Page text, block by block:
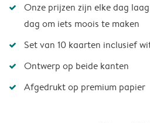
Onze prijzen zijn elke dag
dag om iets moois te maken
Set van 10 kaarten inclusief
Ontwerp op beide kanten
Afgedrukt op premium papier